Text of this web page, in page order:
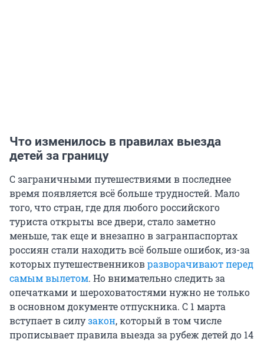
Что изменилось в правилах выезда
детей за границу
С заграничными путешествиями в последнее
время появляется всё больше трудностей. Мало
того, что стран, где для любого российского
туриста открыты все двери, стало заметно
меньше, так еще и внезапно в загранпаспортах
россиян стали находить всё больше ошибок, из-за
которых путешественниковразворачивают перед
самым вылетом. Но внимательно следить за
опечатками и шероховатостями нужно не только
в основном документе отпускника. С 1 марта
вступает в силузакон, который в том числе
прописывает правила выезда за рубеж детей до 14